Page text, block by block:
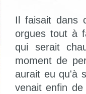
Il faisait dans
orgues tout à
qui serait
moment de
aurait eu qu'à
venait enfin